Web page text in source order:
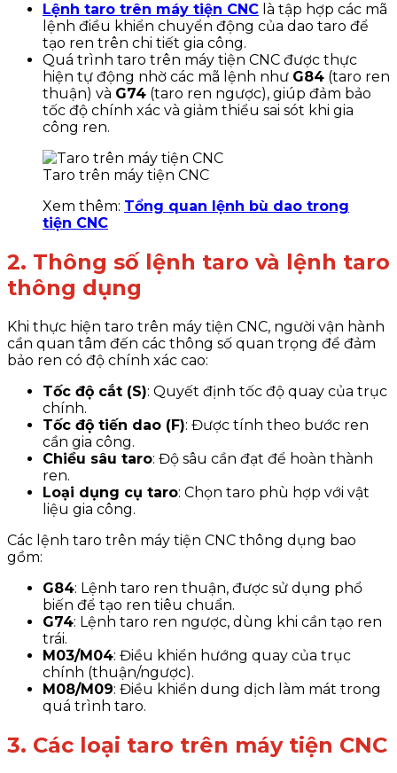
Lệnh taro trên máy tiện CNC là tập hợp các mã
lệnh điều khiển chuyển động của dao taro để
tạo ren trên chi tiết gia công.
Quá trình taro trên máy tiện CNC được thực
hiện tự động nhờ các mã lệnh như G84 (taro ren
thuận) và G74 (taro ren ngược), giúp đảm bảo
tốc độ chính xác và giảm thiểu sai sót khi gia
công ren.
Taro trên máy tiện CNC
Xem thêm: Tổng quan lệnh bù dao trong
tiện CNC
2. Thông số lệnh taro và lệnh taro
thông dụng
Khi thực hiện taro trên máy tiện CNC, người vận hành
cần quan tâm đến các thông số quan trọng để đảm
bảo ren có độ chính xác cao:
Tốc độ cắt (S): Quyết định tốc độ quay của trục
chính.
Tốc độ tiến dao (F): Được tính theo bước ren
cần gia công.
Chiều sâu taro: Độ sâu cần đạt để hoàn thành
ren.
Loại dụng cụ taro: Chọn taro phù hợp với vật
liệu gia công.
Các lệnh taro trên máy tiện CNC thông dụng bao
gồm:
G84: Lệnh taro ren thuận, được sử dụng phổ
biến để tạo ren tiêu chuẩn.
G74: Lệnh taro ren ngược, dùng khi cần tạo ren
trái.
M03/M04: Điều khiển hướng quay của trục
chính (thuận/ngược).
M08/M09: Điều khiển dung dịch làm mát trong
quá trình taro.
3. Các loại taro trên máy tiện CNC